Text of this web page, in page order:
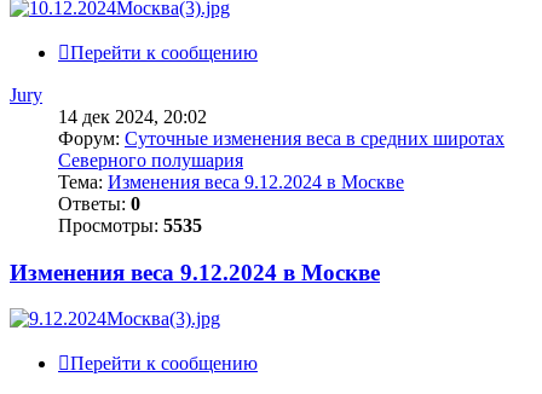
Перейти к сообщению
Jury
14 дек 2024, 20:02
Форум: Суточные изменения веса в средних широтах
Северного полушария
Тема: Изменения веса 9.12.2024 в Москве
Ответы: 0
Просмотры: 5535
Изменения веса 9.12.2024 в Москве
Перейти к сообщению